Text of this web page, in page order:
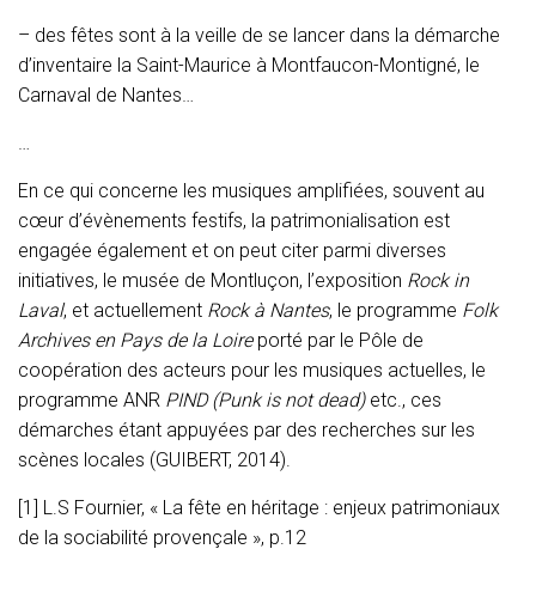
– des fêtes sont à la veille de se lancer dans la démarche
d’inventaire la Saint-Maurice à Montfaucon-Montigné, le
Carnaval de Nantes…
…
En ce qui concerne les musiques amplifiées, souvent au
cœur d’évènements festifs, la patrimonialisation est
engagée également et on peut citer parmi diverses
initiatives, le musée de Montluçon, l’exposition Rock in
Laval, et actuellement Rock à Nantes, le programme Folk
Archives en Pays de la Loireporté par le Pôle de
coopération des acteurs pour les musiques actuelles, le
programme ANR PIND (Punk is not dead) etc., ces
démarches étant appuyées par des recherches sur les
scènes locales (GUIBERT, 2014).
[1] L.S Fournier, « La fête en héritage : enjeux patrimoniaux
de la sociabilité provençale », p.12